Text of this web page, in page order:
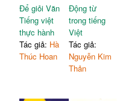
Để giỏi Văn
Tiếng việt
thực hành
Tác giả: Hà
Thúc Hoan
Động từ
trong tiếng
Việt
Tác giả:
Nguyễn Kim
Thản